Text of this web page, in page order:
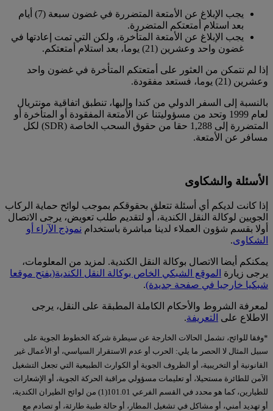
يجب الإبلاغ عن الأمتعة المتضررة في غضون سبعة (7) أيام
بعد استلام أمتعتكم المتضررة.
يجب الإبلاغ عن الأمتعة المتأخرة، ولكن التي تمت إعادتها في
غضون واحد وعشرين (21) يوما، بعد استلام أمتعتكم.
إذا لم نتمكن من العثور على أمتعتكم المتأخرة في غضون واحد
وعشرين (21) يوما، فستعد مفقودة.
بالنسبة إلى السفر الدولي من كندا وإليها، تنطبق اتفاقية مونتريال
لعام 1999 وتحد من مسؤوليتنا عن الأمتعة المفقودة أو المتأخرة أو
المتضررة إلى 1,288 حقا من حقوق السحب الخاصة (SDR) لكل
مسافر عن الأمتعة.
الأسئلة والشكاوى
إذا كانت لديكم أي أسئلة تتعلق بحقوقكم بموجب لوائح حماية الركاب
الجويين لوكالة النقل الكندية، أو لتقديم طلب تعويض، يرجى الاتصال
أولا بقسم شؤون العملاء لدينا مباشرة باستخدام نموذج الآراء أو
الشكاوى.
يمكنكم أيضا الاتصال بوكالة النقل الكندية. لمزيد من المعلومات،
يرجى زيارة الموقع الشبكي الخاص بوكالة النقل الكندية(يفتح موقعا
شبكيا خارجيا في صفحة جديدة).
لمعرفة الشروط والأحكام الكاملة المطبقة على النقل، يرجى
الاطلاع على التعريفة.
*وفقا للوائح، تشمل الحالات الخارجة عن سيطرة شركة الخطوط الجوية على
سبيل المثال لا الحصر ما يلي: الحرب أو عدم الاستقرار السياسي، أو الأعمال غير
القانونية أو التخريبية، أو الظروف الجوية أو الكوارث الطبيعية التي تجعل التشغيل
الآمن للطائرة مستحيلا، أو تعليمات مسؤولي مراقبة الحركة الجوية، أو الإشعارات
للطيارين، كما هو محدد في القسم الفرعي 101.01(1) من لوائح الطيران الكندية،
أو تهديد أمني، أو مشاكل في تشغيل المطار، أو حالة طبية طارئة، أو تصادم مع